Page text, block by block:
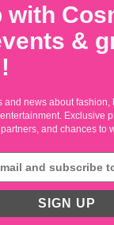
with
&
and news about fashion,
Exclusive
and chances to
SIGN UP